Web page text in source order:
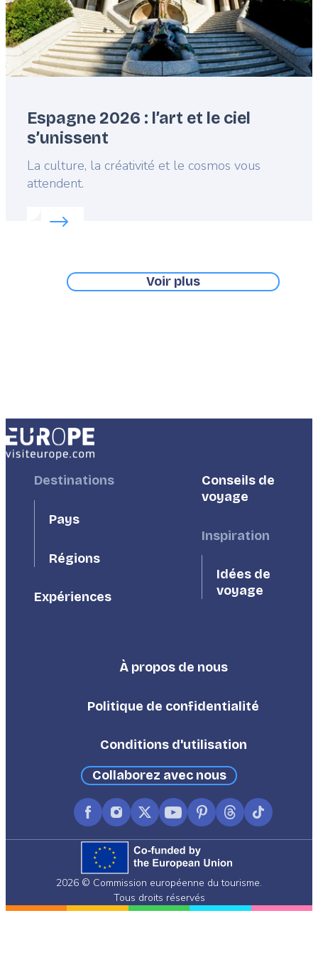
Espagne 2026 : l’art et le ciel
s’unissent
Lead
La culture, la créativité et le cosmos vous
attendent.
Read more about:
Voir plus
FooterDestinations
Pays
Régions
Expériences
Footer
Second
Conseils de
voyage
Inspiration
Idées de
voyage
Footer
À propos de nous
Politique de confidentialité
Conditions d'utilisation
Collaborez avec nous
FacebookInstagram
X
(formerly
Twitter)
YouTubePinterest
ThreadsTikTok
2026 © Commission européenne du tourisme.
Tous droits réservés